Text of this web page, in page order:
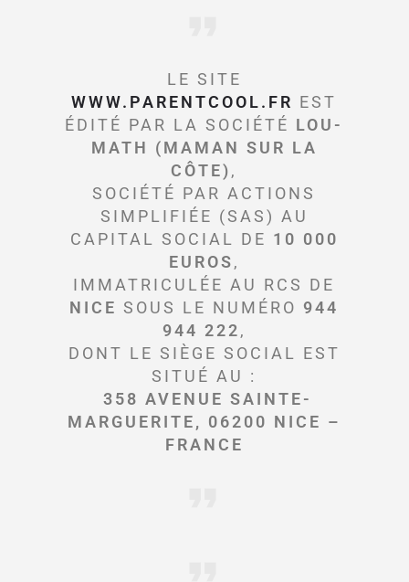
LE SITE
WWW.PARENTCOOL.FR EST
ÉDITÉ PAR LA SOCIÉTÉ LOU-
MATH (MAMAN SUR LA
CÔTE) ,
SOCIÉTÉ PAR ACTIONS
SIMPLIFIÉE (SAS) AU
CAPITAL SOCIAL DE 10 000
EUROS ,
IMMATRICULÉE AU RCS DE
NICE SOUS LE NUMÉRO944
944 222 ,
DONT LE SIÈGE SOCIAL EST
SITUÉ AU :
358 AVENUE SAINTE-
MARGUERITE, 06200 NICE –
FRANCE